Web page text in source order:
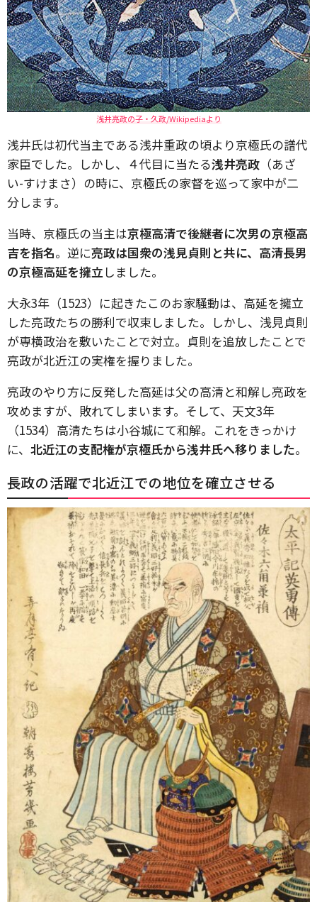
浅井亮政の子・久政/Wikipediaより
浅井氏は初代当主である浅井重政の頃より京極氏の譜代
家臣でした。しかし、４代目に当たる浅井亮政 （あざ
い-すけまさ）の時に、京極氏の家督を巡って家中が二
分します。
当時、京極氏の当主は京極高清で後継者に次男の京極高
吉を指名。逆に亮政は国衆の浅見貞則と共に、高清長男
の京極高延を擁立しました。
大永3年（1523）に起きたこのお家騒動は、高延を擁立
した亮政たちの勝利で収束しました。しかし、浅見貞則
が専横政治を敷いたことで対立。貞則を追放したことで
亮政が北近江の実権を握りました。
亮政のやり方に反発した高延は父の高清と和解し亮政を
攻めますが、敗れてしまいます。そして、天文3年
（1534）高清たちは小谷城にて和解。これをきっかけ
に、 北近江の支配権が京極氏から浅井氏へ移りました。
長政の活躍で北近江での地位を確立させる